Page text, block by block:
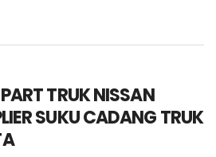
TRUK NISSAN
SUKU CADANG TRUK